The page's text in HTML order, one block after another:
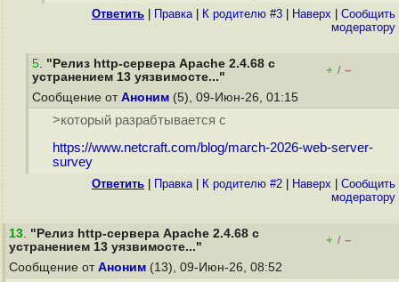
Ответить Правка| К родителю #3 Наверх
Cообщить
модератору
5. "Релиз http-сервера Apache 2.4.68 с
устранением 13 уязвимосте..."
+ / –
Сообщение от Аноним (5), 09-Июн-26, 01:15
>который разрабтывается с
https://www.netcraft.com/blog/march-2026-web-server-
survey
Ответить Правка| К родителю #2 Наверх
Cообщить
модератору
13. "Релиз http-сервера Apache 2.4.68 с
устранением 13 уязвимосте..."
+ / –
Сообщение от Аноним (13), 09-Июн-26, 08:52